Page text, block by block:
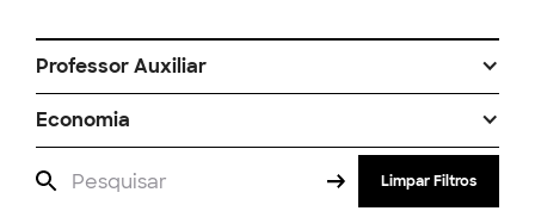
Professor Auxiliar
Economia
Limpar Filtros